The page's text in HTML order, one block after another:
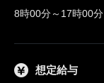
8時00分～17時00分
想定給与